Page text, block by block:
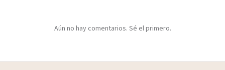
Aún no hay comentarios. Sé el primero.